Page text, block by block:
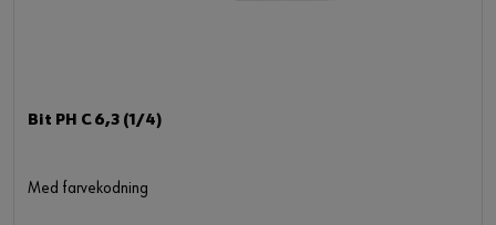
Bit PH C 6,3 (1/4)
Med farvekodning